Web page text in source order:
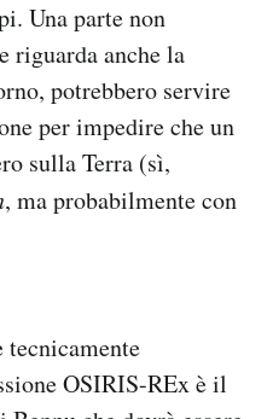
Una parte non
riguarda anche la
potrebbero servire
per impedire che un
sulla Terra (sì,
, ma probabilmente con
tecnicamente
OSIRIS-REx è il